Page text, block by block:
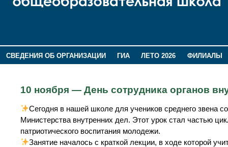
СВЕДЕНИЯ ОБ ОРГАНИЗАЦИИ ГИА ЛЕТО 2026
ФИЛИАЛЫ
10 ноября — День сотрудника органов
Сегодня в нашей школе для учеников среднего звена
Министерства внутренних дел. Этот урок стал частью
патриотического воспитания молодежи.
Занятие началось с краткой лекции, в ходе которой